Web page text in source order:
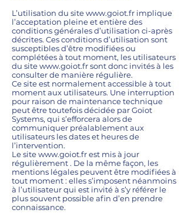
L’utilisation du sitewww.goiot.fr implique
l’acceptation pleine et entière des
conditions générales d’utilisation ci-après
décrites. Ces conditions d’utilisation sont
susceptibles d’être modifiées ou
complétées à tout moment, les utilisateurs
du sitewww.goiot.frsont donc invités à les
consulter de manière régulière.
Ce site est normalement accessible à tout
moment aux utilisateurs. Une interruption
pour raison de maintenance technique
peut être toutefois décidée par Goïot
Systems, qui s’efforcera alors de
communiquer préalablement aux
utilisateurs les dates et heures de
l’intervention.
Le sitewww.goiot.frest mis à jour
régulièrement . De la même façon, les
mentions légales peuvent être modifiées à
tout moment : elles s’imposent néanmoins
à l’utilisateur qui est invité à s’y référer le
plus souvent possible afin d’en prendre
connaissance.